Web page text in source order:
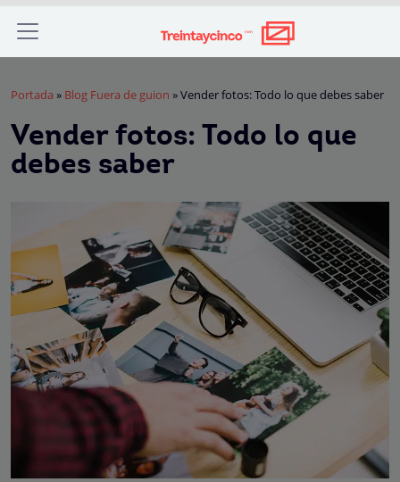
Portada » Blog Fuera de guion »Vender fotos: Todo lo que debes saber
Vender fotos: Todo lo que
debes saber